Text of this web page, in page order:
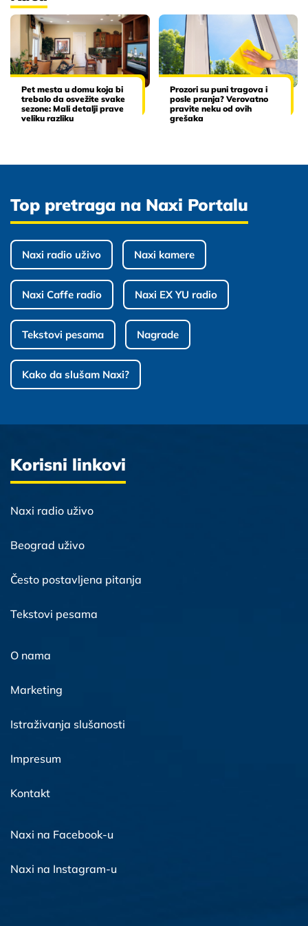
Pet mesta u domu koja bi
trebalo da osvežite svake
sezone: Mali detalji prave
veliku razliku
Prozori su puni tragova i
posle pranja? Verovatno
pravite neku od ovih
grešaka
Top pretraga na Naxi Portalu
Naxi radio uživo Naxi kamere
Naxi Caffe radio Naxi EX YU radio
Tekstovi pesama Nagrade
Kako da slušam Naxi?
Korisni linkovi
Naxi radio uživo
Beograd uživo
Često postavljena pitanja
Tekstovi pesama
O nama
Marketing
Istraživanja slušanosti
Impresum
Kontakt
Naxi na Facebook-u
Naxi na Instagram-u